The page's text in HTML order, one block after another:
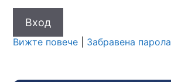
Вижте повече Забравена парола